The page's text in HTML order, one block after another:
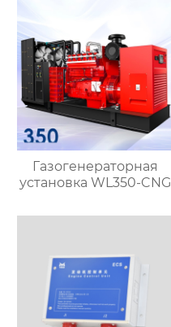
Газогенераторная
установка WL350-CNG